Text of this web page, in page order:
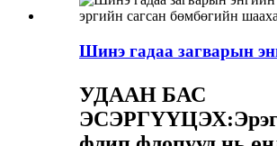
Шинэ гадаа загварын
УДААН БАС
ЭСЭРГҮҮЦЭХ: